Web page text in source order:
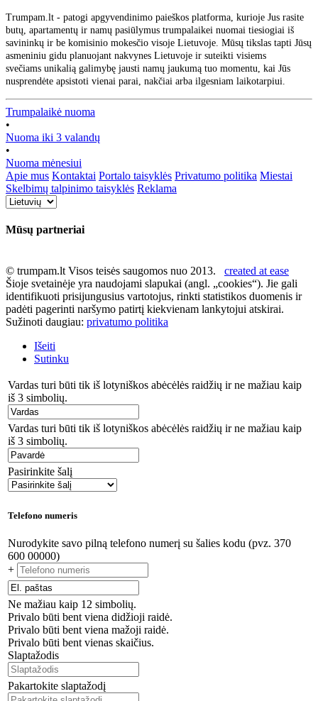
Trumpam.lt - patogi apgyvendinimo paieškos platforma, kurioje Jus rasite
butų, apartamentų ir namų pasiūlymus trumpalaikei nuomai tiesiogiai iš
savininkų ir be komisinio mokesčio visoje Lietuvoje. Mūsų tikslas tapti Jūsų
asmeniniu gidu planuojant nakvynes Lietuvoje ir suteikti visiems
svečiams unikalią galimybę jausti namų jaukumą tuo momentu, kai Jūs
nusprendėte apsistoti vienai parai, nakčiai arba ilgesniam laikotarpiui.
Trumpalaikė nuoma
•
Nuoma iki 3 valandų
•
Nuoma mėnesiui
Apie mus Kontaktai Portalo taisyklės Privatumo politika Miestai
Skelbimų talpinimo taisyklės Reklama
Mūsų partneriai
© trumpam.lt Visos teisės saugomos nuo 2013. created at ease
Šioje svetainėje yra naudojami slapukai (angl. „cookies“). Jie gali
identifikuoti prisijungusius vartotojus, rinkti statistikos duomenis ir
padėti pagerinti naršymo patirtį kiekvienam lankytojui atskirai.
Sužinoti daugiau: privatumo politika
Išeiti
Sutinku
Vardas turi būti tik iš lotyniškos abėcėlės raidžių ir ne mažiau kaip
iš 3 simbolių.
Vardas turi būti tik iš lotyniškos abėcėlės raidžių ir ne mažiau kaip
iš 3 simbolių.
Pasirinkite šalį
Telefono numeris
Nurodykite savo pilną telefono numerį su šalies kodu (pvz. 370
600 00000)
+
Ne mažiau kaip 12 simbolių.
Privalo būti bent viena didžioji raidė.
Privalo būti bent viena mažoji raidė.
Privalo būti bent vienas skaičius.
Slaptažodis
Pakartokite slaptažodį